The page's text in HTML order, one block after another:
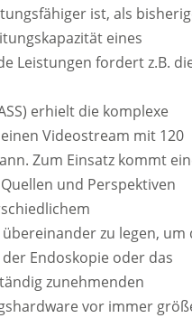
ist, als
eines
Leistungen fordert z.B.
erhielt die komplexe
Videostream mit 120
Zum Einsatz kommt
und Perspektiven
zu legen, um
Endoskopie oder das
zunehmenden
vor immer